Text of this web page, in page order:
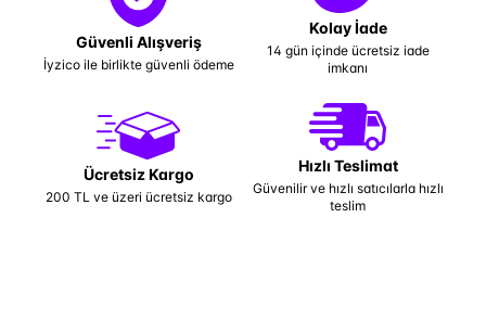
Güvenli Alışveriş
İyzico ile birlikte güvenli ödeme
Kolay İade
14 gün içinde ücretsiz iade
imkanı
Ücretsiz Kargo
200 TL ve üzeri ücretsiz kargo
Hızlı Teslimat
Güvenilir ve hızlı satıcılarla hızlı
teslim